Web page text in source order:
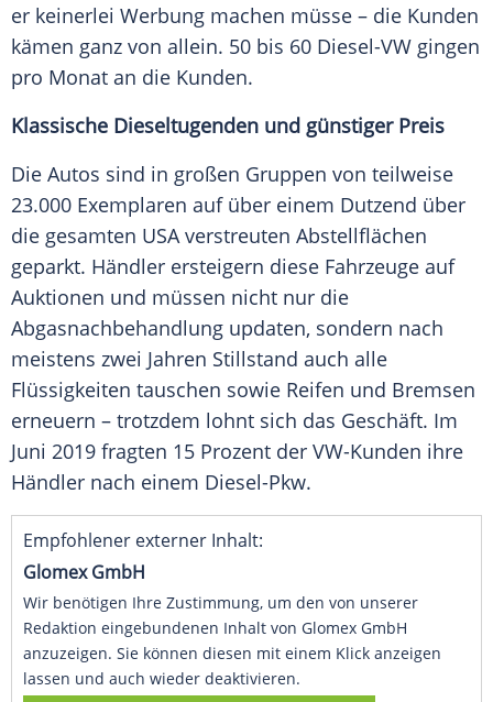
er keinerlei Werbung machen müsse – die Kunden
kämen ganz von allein. 50 bis 60 Diesel-VW gingen
pro Monat an die Kunden.
Klassische Dieseltugenden und günstiger Preis
Die Autos sind in großen Gruppen von teilweise
23.000 Exemplaren auf über einem Dutzend über
die gesamten USAverstreuten Abstellflächen
geparkt. Händler ersteigern diese Fahrzeuge auf
Auktionen und müssen nicht nur die
Abgasnachbehandlung updaten, sondern nach
meistens zwei Jahren Stillstand auch alle
Flüssigkeiten tauschen sowie Reifen und Bremsen
erneuern – trotzdem lohnt sich das Geschäft. Im
Juni 2019 fragten 15 Prozent der VW-Kunden ihre
Händler nach einem Diesel-Pkw.
Empfohlener externer Inhalt:
Glomex GmbH
Wir benötigen Ihre Zustimmung, um den von unserer
Redaktion eingebundenen Inhalt von Glomex GmbH
anzuzeigen. Sie können diesen mit einem Klick anzeigen
lassen und auch wieder deaktivieren.